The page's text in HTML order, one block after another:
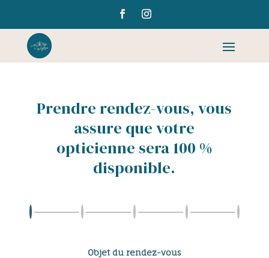
Prendre rendez-vous, vous
assure que votre
opticienne sera 100 %
disponible.
Objet du rendez-vous